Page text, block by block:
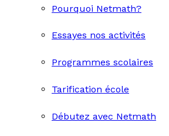
Pourquoi Netmath?
Essayes nos activités
Programmes scolaires
Tarification école
Débutez avec Netmath